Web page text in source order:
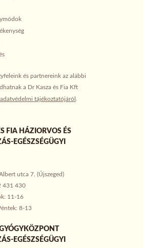
és partnereink az alábbi
a Dr Kasza és Fia Kft
tájékoztatójáról
FIA HÁZIORVOS ÉS
EGÉSZSÉGÜGYI
utca 7. (Újszeged)
431 430
11-16
8-13
EGÉSZSÉGÜGYI